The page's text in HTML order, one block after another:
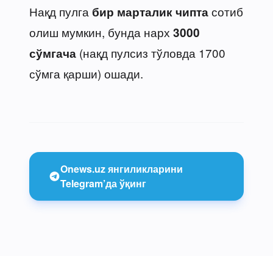
Нақд пулга бир марталик чиптасотиб
олиш мумкин, бунда нарх 3000
сўмгача (нақд пулсиз тўловда 1700
сўмга қарши) ошади.
Onews.uz янгиликларини
Telegram’да ўқинг